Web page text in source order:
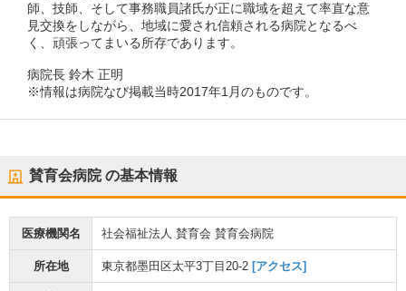
師、技師、そして事務職員諸氏が正に職域を超えて率直な意
見交換をしながら、地域に愛され信頼される病院となるべ
く、頑張ってまいる所存であります。
病院長 鈴木 正明
※情報は病院なび掲載当時2017年1月のものです。
賛育会病院の基本情報
医療機関名 社会福祉法人 賛育会 賛育会病院
所在地 東京都墨田区太平3丁目20-2 [アクセス]